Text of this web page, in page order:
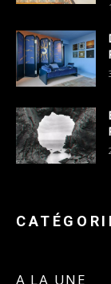
A LA UNE